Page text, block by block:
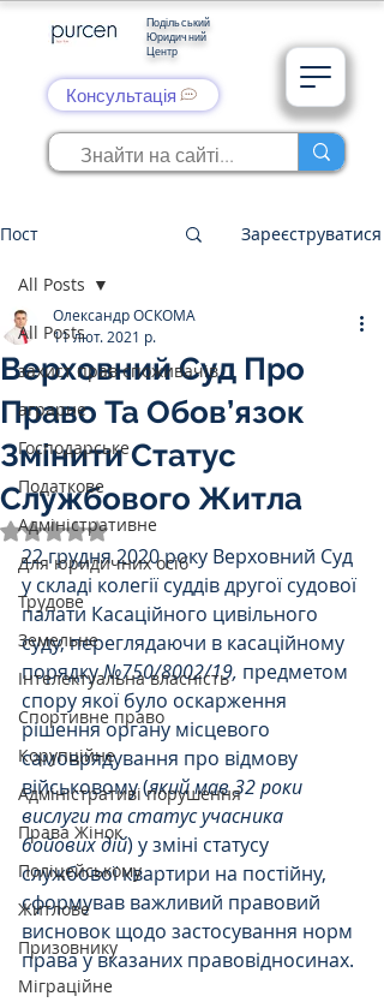
Подільський
Юридичний
Центр
Консультація
Пост Зареєструватися
All Posts
захист прав споживачів
аграрне
Господарське
Податкове
Адміністративне
Для юридичних осіб
Трудове
Земельне
Інтелектуальна власність
Спортивне право
Корупційне
Адміністративі порушення
Права Жінок
Поліцейському
Житлове
Призовнику
Міграційне
All Posts
Верховний Суд Про
Право Та Обов’язок
Змінити Статус
Службового Житла
Олександр ОСКОМА
11 лют. 2021 р.
Оцінка: NaN з 5 зірок.
22 грудня 2020 року Верховний Суд
у складі колегії суддів другої судової
палати Касаційного цивільного
суду, переглядаючи в касаційному
порядку №750/8002/19, предметом
спору якої було оскарження
рішення органу місцевого
самоврядування про відмову
військовому (який мав 32 роки
вислуги та статус учасника
бойових дій) у зміні статусу
службової квартири на постійну,
сформував важливий правовий
висновок щодо застосування норм
права у вказаних правовідносинах.